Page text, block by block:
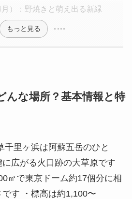
）：野焼きと萌え出る新緑
もっと見る
んな場所？基本情報と特
千里ヶ浜は阿蘇五岳のひと
広がる火口跡の大草原です
㎡で東京ドーム約17個分に相
す ・標高は約1,100〜